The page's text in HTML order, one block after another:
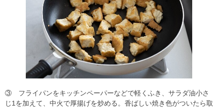
③ フライパンをキッチンペーパーなどで軽くふき、サラダ油小さ
じ1を加えて、中火で厚揚げを炒める。香ばしい焼き色がついたら取